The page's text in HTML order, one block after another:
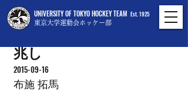
UNIVERSITY OF TOKYO HOCKEY TEAM
東京大学運動会ホッケー部
Est. 1925
兆し
2015-09-16
布施 拓馬